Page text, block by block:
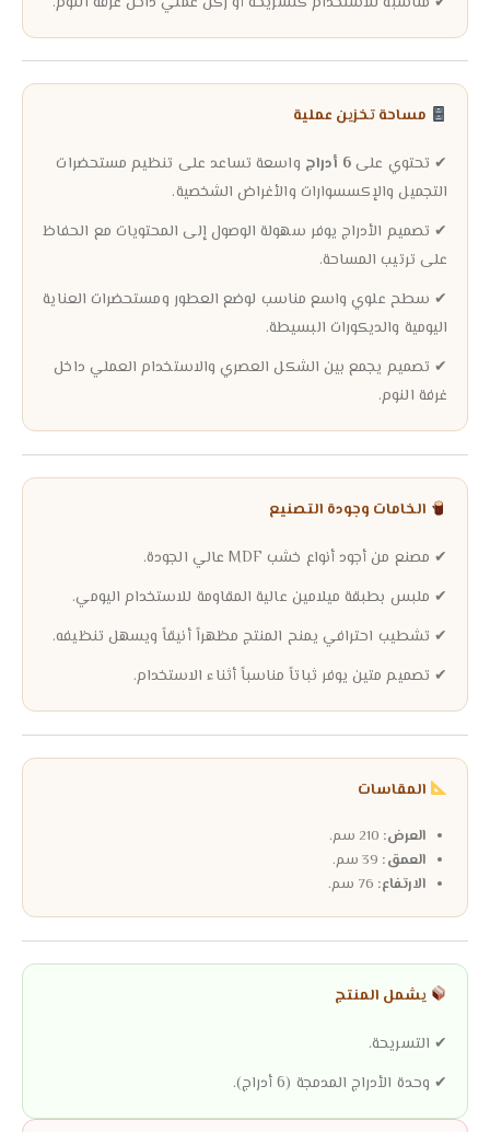
مساحة تخزين عملية
✔ تحتوي على 6 أدراج
واسعة تساعد على تنظيم مستحضرات
التجميل والإكسسوارات والأغراض الشخصية.
✔ تصميم الأدراج يوفر سهولة الوصول إلى المحتويات مع الحفاظ
على ترتيب المساحة.
✔ سطح علوي واسع مناسب لوضع العطور ومستحضرات العناية
اليومية والديكورات البسيطة.
✔ تصميم يجمع بين الشكل العصري والاستخدام العملي داخل
غرفة النوم.
الخامات وجودة التصنيع
✔ مصنع من أجود أنواع خشب MDF عالي الجودة.
✔ ملبس بطبقة ميلامين عالية المقاومة للاستخدام اليومي.
✔ تشطيب احترافي يمنح المنتج مظهراً أنيقاً ويسهل تنظيفه.
✔ تصميم متين يوفر ثباتاً مناسباً أثناء الاستخدام.
المقاسات
العرض:
العمق:
الارتفاع:
يشمل المنتج
✔ التسريحة.
✔ وحدة الأدراج المدمجة (6 أدراج).